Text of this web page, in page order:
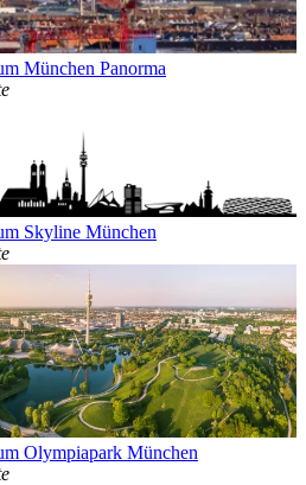
München Panorma
Skyline München
Olympiapark München